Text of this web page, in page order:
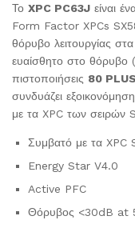
Το XPC PC63J είναι
Form Factor XPCs
θόρυβο λειτουργίας
ευαίσθητο στο θόρυβο
πιστοποιήσεις 80
συνδυάζει
με τα XPC των σειρών
Συμβατό με τα XPC
Energy Star V4.0
Active PFC
Θόρυβος <30dB at